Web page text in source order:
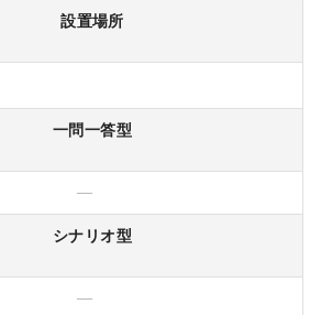
設置場所
一問一答型
—
シナリオ型
—